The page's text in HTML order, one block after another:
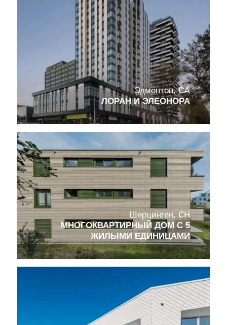
Эдмонтон, CA
ЛОРАН И ЭЛЕОНОРА
Шерцинген, CH
МНОГОКВАРТИРНЫЙ ДОМ С 5
ЖИЛЫМИ ЕДИНИЦАМИ